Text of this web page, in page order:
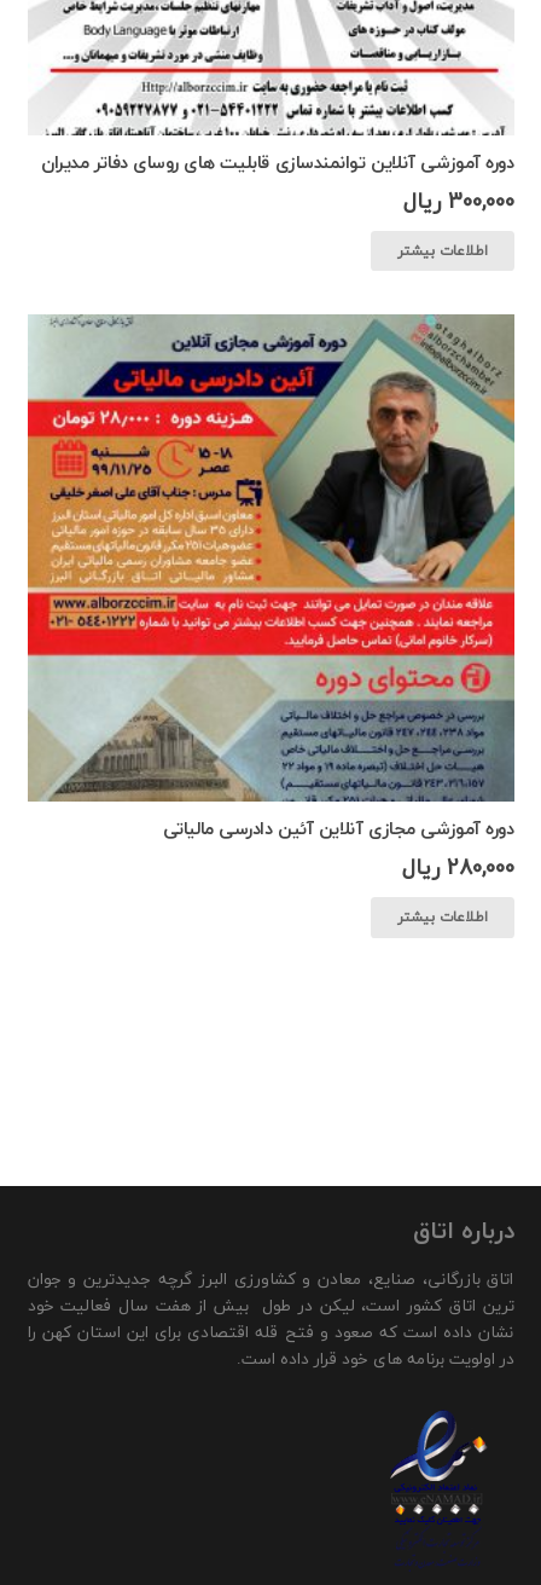
دوره آموزشی آنلاین توانمندسازی قابلیت های روسای دفاتر مدیران
300,000 ریال
اطلاعات بیشتر
دوره آموزشی مجازی آنلاین آئین دادرسی مالیاتی
280,000 ریال
اطلاعات بیشتر
درباره اتاق
اتاق بازرگانی، صنایع، معادن و کشاورزی البرز گرچه جدیدترین و جوان
ترین اتاق کشور است، لیکن در طول بیش از هفت سال فعالیت خود
نشان داده است که صعود و فتح قله اقتصادی برای این استان کهن را
در اولویت برنامه های خود قرار داده است.